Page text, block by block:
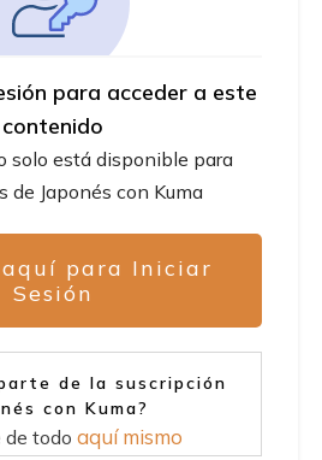
para acceder a este
contenido
solo está disponible para
de Japonés con Kuma
para Iniciar
Sesión
de la suscripción
con Kuma?
de todo aquí mismo